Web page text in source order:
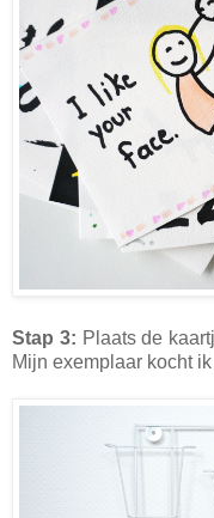
Stap 3: Plaats de
Mijn exemplaar kocht